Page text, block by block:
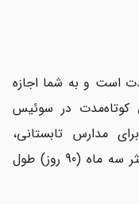
است و به شما اجازه
کوتاه‌مدت در سوئیس
مدارس تابستانی،
سمینارها یا دوره‌های زبان که حداکثر سه ماه (90 روز) طول